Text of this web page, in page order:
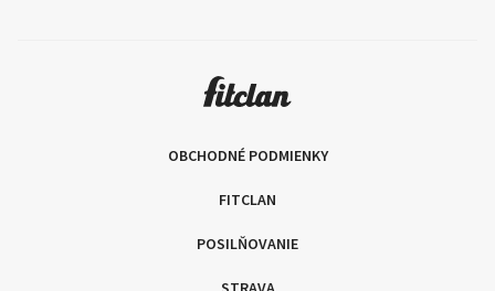
OBCHODNÉ PODMIENKY
FITCLAN
POSILŇOVANIE